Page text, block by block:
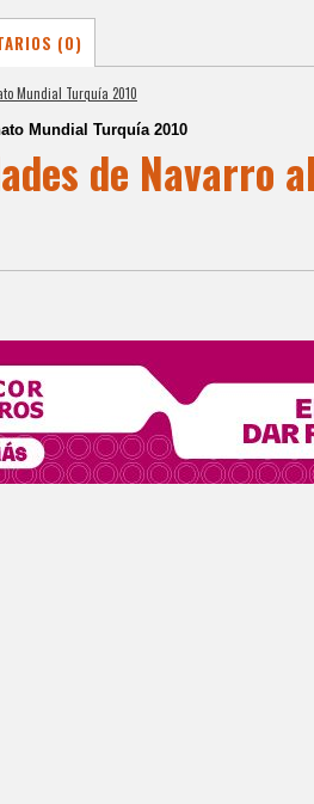
(0)
Mundial Turquía 2010
Mundial Turquía 2010
de Navarro